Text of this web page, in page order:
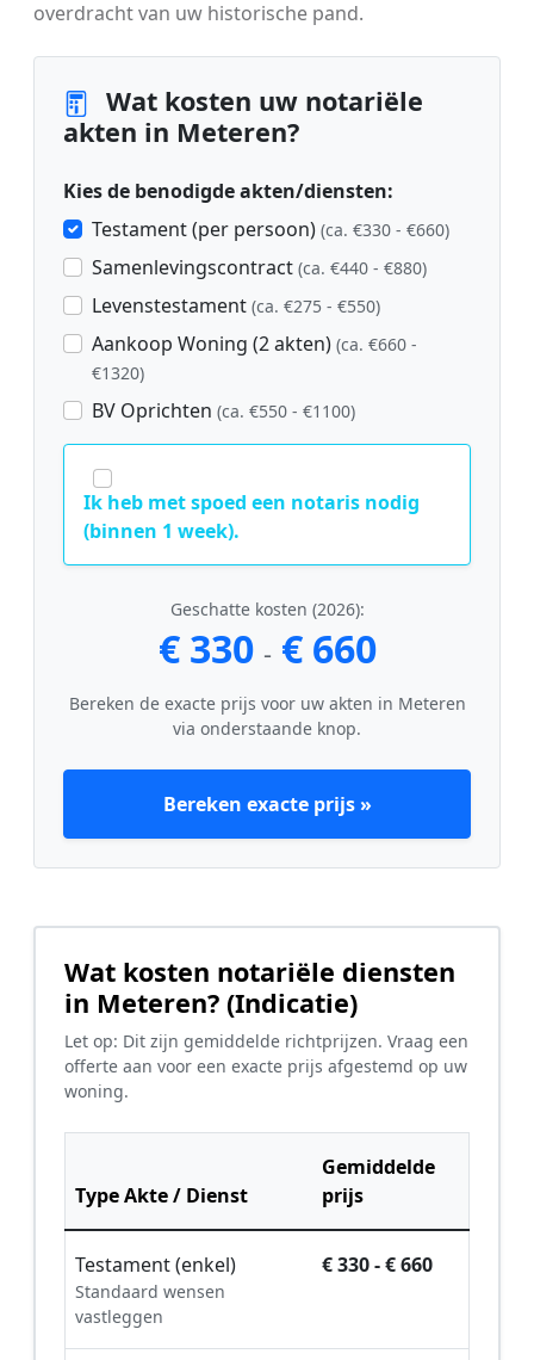
overdracht van uw historische pand.
Wat kosten uw notariële
akten in Meteren?
Kies de benodigde akten/diensten:
Testament (per persoon) (ca. €330 - €660)
Samenlevingscontract (ca. €440 - €880)
Levenstestament (ca. €275 - €550)
Aankoop Woning (2 akten) (ca. €660 -
€1320)
BV Oprichten (ca. €550 - €1100)
Ik heb met spoed een notaris nodig
(binnen 1 week).
Geschatte kosten (2026):
€ 330 - € 660
Bereken de exacte prijs voor uw akten in Meteren
via onderstaande knop.
Bereken exacte prijs »
Wat kosten notariële diensten
in Meteren? (Indicatie)
Let op: Dit zijn gemiddelde richtprijzen. Vraag een
offerte aan voor een exacte prijs afgestemd op uw
woning.
Type Akte / Dienst
Gemiddelde
prijs
Testament (enkel)
Standaard wensen
vastleggen
€ 330 - € 660